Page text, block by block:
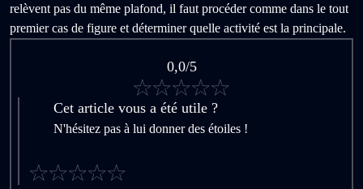
relèvent pas du même plafond, il faut procéder comme dans le tout
premier cas de figure et déterminer quelle activité est la principale.
0,0/5
Cet article vous a été utile ?
N'hésitez pas à lui donner des étoiles !